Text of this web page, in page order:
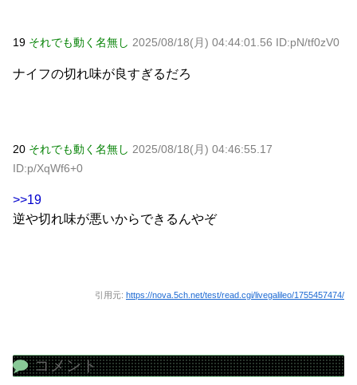
19 それでも動く名無し 2025/08/18(月) 04:44:01.56 ID:pN/tf0zV0
ナイフの切れ味が良すぎるだろ
20 それでも動く名無し 2025/08/18(月) 04:46:55.17
ID:p/XqWf6+0
>>19
逆や切れ味が悪いからできるんやぞ
引用元: https://nova.5ch.net/test/read.cgi/livegalileo/1755457474/
コメント